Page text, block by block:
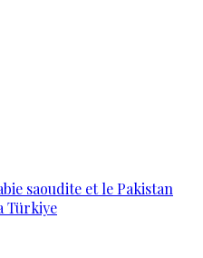
saoudite et le Pakistan
Türkiye